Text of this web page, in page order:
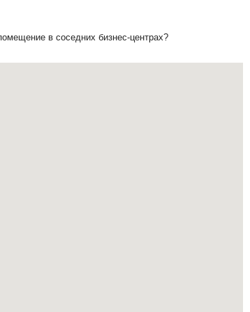
в соседних бизнес-центрах?